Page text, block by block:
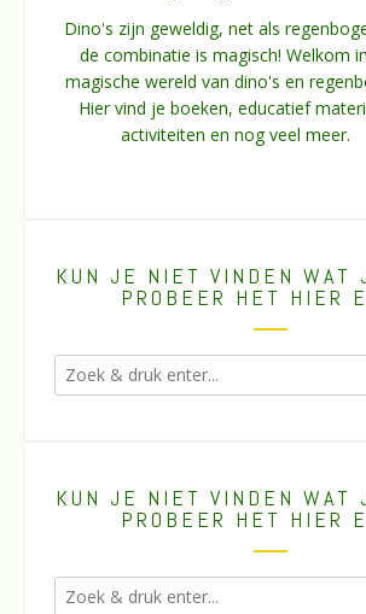
Dino's zijn geweldig, net als
de combinatie is magisch! Welkom
magische wereld van dino's en
Hier vind je boeken, educatief
activiteiten en nog veel meer.
KUN JE NIET VINDEN WAT
PROBEER HET HIER
KUN JE NIET VINDEN WAT
PROBEER HET HIER